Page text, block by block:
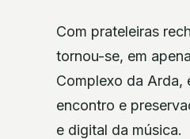
Com prateleiras
tornou-se, em
Complexo da Arda,
encontro e
e digital da música.